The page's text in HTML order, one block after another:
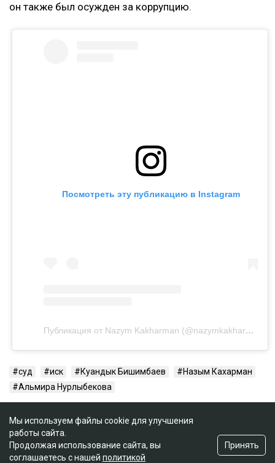
он также был осужден за коррупцию.
Посмотреть эту публикацию в Instagram
Публикация от Nazym Kakharman (@nazymkakharman)
суд иск Куандык Бишимбаев
Назым Кахарман
Альмира Нурлыбекова
Мы используем файлы cookie для улучшения
работы сайта.
Продолжая использование сайта, вы
соглашаетесь с нашей политикой
Принять